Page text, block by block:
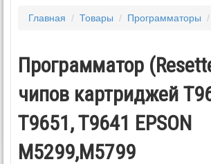
Главная / Товары / Программаторы /
Программатор
чипов картриджей
T9651, T9641 EPSON
M5299,M5799